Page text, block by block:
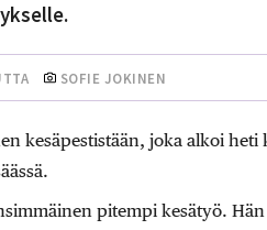
SOFIE JOKINEN
kesäpestistään, joka alkoi
pitempi kesätyö.